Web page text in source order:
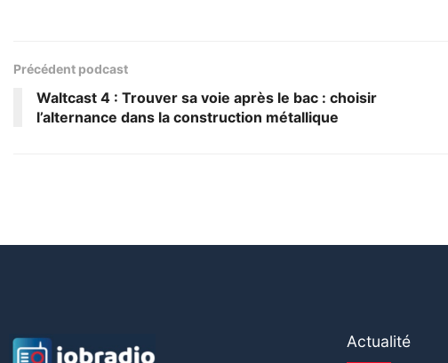
Précédent podcast
Waltcast 4 : Trouver sa voie après le bac : choisir
l’alternance dans la construction métallique
Actualité